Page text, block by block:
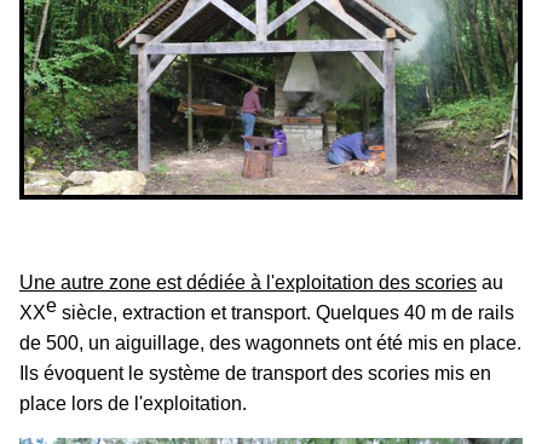
Une autre zone est dédiée à l'exploitation des scories au
XXe siècle, extraction et transport. Quelques 40 m de rails
de 500, un aiguillage, des wagonnets ont été mis en place.
Ils évoquent le système de transport des scories mis en
place lors de l'exploitation.